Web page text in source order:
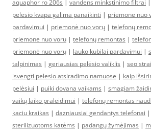
aquaphor ro 206s | vandens minkstinimo filtrai |
pelesio kvapa galima panaikinti | priemone nuo
pardavimui | priemonė nuo vorų | telefonų
priemone nuo voru | telefonų remontas |
priemonė nuo vorų | lauko kubilai pardavimui |
talpinimas | geriausias pelėsio valiklis | seo
isvengti pelesio atsiradimo namuose | kaip
pelėsiui | puiki dovana vaikams | smagiam
vaikų laiko praleidimui | telefonų remontas
kaciu kraikas | dazniausiai gendantys telefonai |
sterilizuotoms katėms | padangų žymėjimas |